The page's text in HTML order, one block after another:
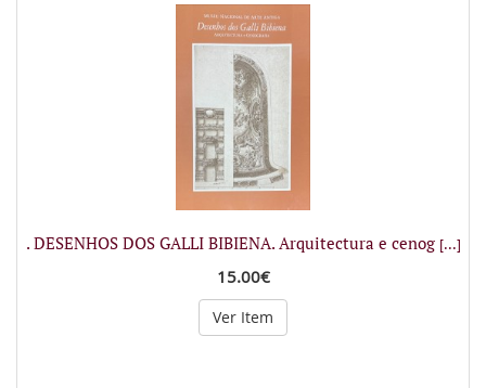
. DESENHOS DOS GALLI BIBIENA. Arquitectura e cenog [...]
15.00€
Ver Item